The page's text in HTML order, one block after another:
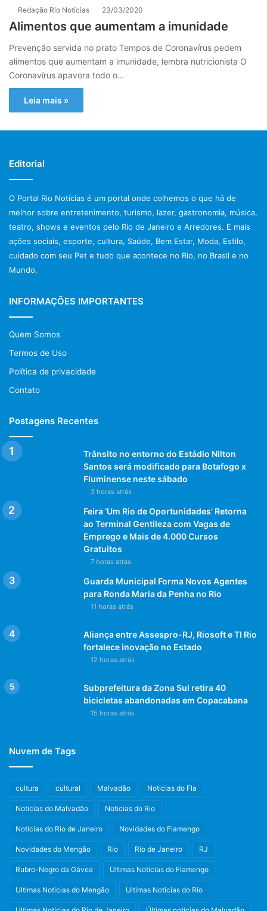
Redação Rio Notícias 23/03/2020
Alimentos que aumentam a imunidade
Prevenção servida no prato Tempos de Coronavírus pedem
alimentos que aumentam a imunidade, lembra nutricionista O
Coronavírus apavora todo o…
Leia mais »
Editorial
O Portal Rio Notícias é um portal onde colhemos o que há de
melhor sobre entretenimento, turismo, lazer, gastronomia, música,
teatro, shows e eventos pelo Rio de Janeiro e Arredores. E mais
ações sociais, esporte, cultura, Saúde, Bem Estar, Moda, Estilo,
cuidado com seu Pet e tudo que acontece no Rio, no Brasil e no
Mundo.
INFORMAÇÕES IMPORTANTES
Quem Somos
Termos de Uso
Política de privacidade
Contato
Postagens Recentes
Trânsito no entorno do Estádio Nilton
Santos será modificado para Botafogo x
Fluminense neste sábado
3 horas atrás
Feira ‘Um Rio de Oportunidades’ Retorna
ao Terminal Gentileza com Vagas de
Emprego e Mais de 4.000 Cursos
Gratuitos
7 horas atrás
Guarda Municipal Forma Novos Agentes
para Ronda Maria da Penha no Rio
11 horas atrás
Aliança entre Assespro-RJ, Riosoft e TI Rio
fortalece inovação no Estado
12 horas atrás
Subprefeitura da Zona Sul retira 40
bicicletas abandonadas em Copacabana
15 horas atrás
Nuvem de Tags
cultura cultural Malvadão Noticias do Fla
Noticias do Malvadão Noticias do Rio
Noticias do Rio de Janeiro Novidades do Flamengo
Novidades do Mengão Rio Rio de Janeiro RJ
Rubro-Negro da Gávea Ultimas Noticias do Flamengo
Ultimas Noticias do Mengão Ultimas Noticias do Rio